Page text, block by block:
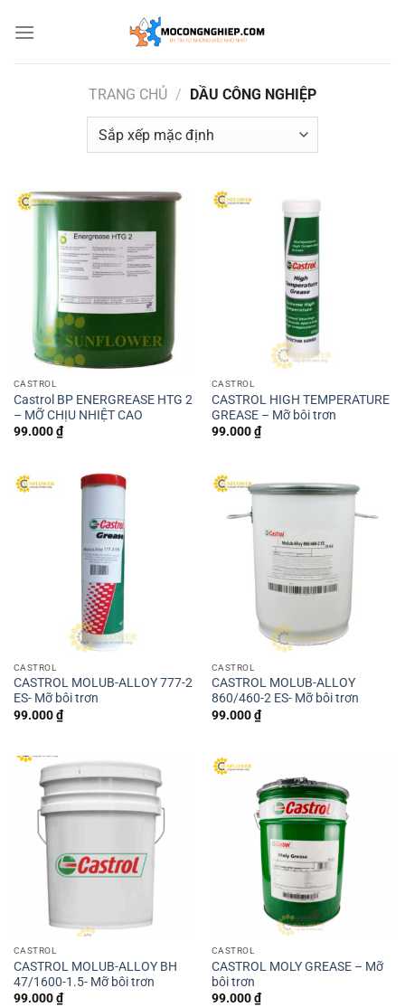
qua
TRANG CHỦ / DẦU CÔNG NGHIỆP
CASTROL
Castrol BP ENERGREASE HTG 2
– MỠ CHỊU NHIỆT CAO
99.000₫
CASTROL
CASTROL HIGH TEMPERATURE
GREASE – Mỡ bôi trơn
99.000₫
CASTROL
CASTROL MOLUB-ALLOY 777-2
ES- Mỡ bôi trơn
99.000₫
CASTROL
CASTROL MOLUB-ALLOY
860/460-2 ES- Mỡ bôi trơn
99.000₫
CASTROL
CASTROL MOLUB-ALLOY BH
47/1600-1.5- Mỡ bôi trơn
99.000₫
CASTROL
CASTROL MOLY GREASE – Mỡ
bôi trơn
99.000₫